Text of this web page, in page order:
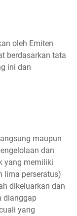
oleh Emiten
berdasarkan tata
ini dan
maupun
dan
yang memiliki
lima perseratus)
dikeluarkan dan
dianggap
yang